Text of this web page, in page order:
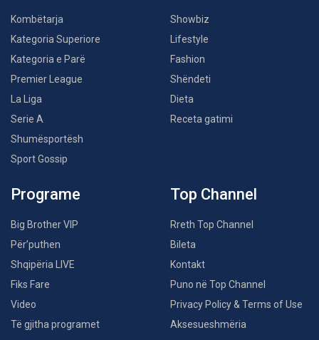
Kombëtarja
Kategoria Superiore
Kategoria e Parë
Premier League
La Liga
Serie A
Shumësportësh
Sport Gossip
Showbiz
Lifestyle
Fashion
Shëndeti
Dieta
Receta gatimi
Programe
Big Brother VIP
Për’puthen
Shqipëria LIVE
Fiks Fare
Video
Të gjitha programet
Top Channel
Rreth Top Channel
Bileta
Kontakt
Puno në Top Channel
Privacy Policy & Terms of Use
Aksesueshmëria